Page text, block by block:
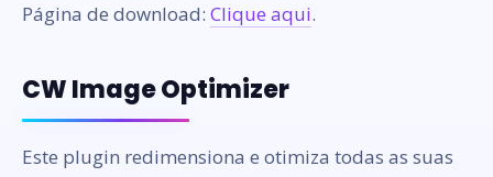
Página de download: Clique aqui.
CW Image Optimizer
Este plugin redimensiona e otimiza todas as suas